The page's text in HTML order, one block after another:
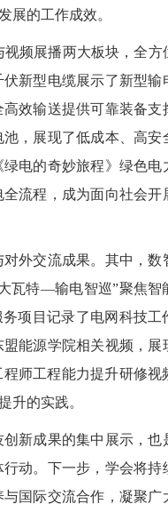
展的工作成效。
视频展播两大板块，全方
伏新型电缆展示了新型输
效输送提供可靠装备支
，展现了低成本、高安
电的奇妙旅程》绿色电
流程，成为面向社会开
外交流成果。其中，数
瓦特—输电智巡”聚焦智
项目记录了电网 科技工
能源学院相关视频，展
程师工程能力提升研修视
升的实践。
创新成果的集中展示，也
动。下一步，学会将持
国际交流合作，凝聚广